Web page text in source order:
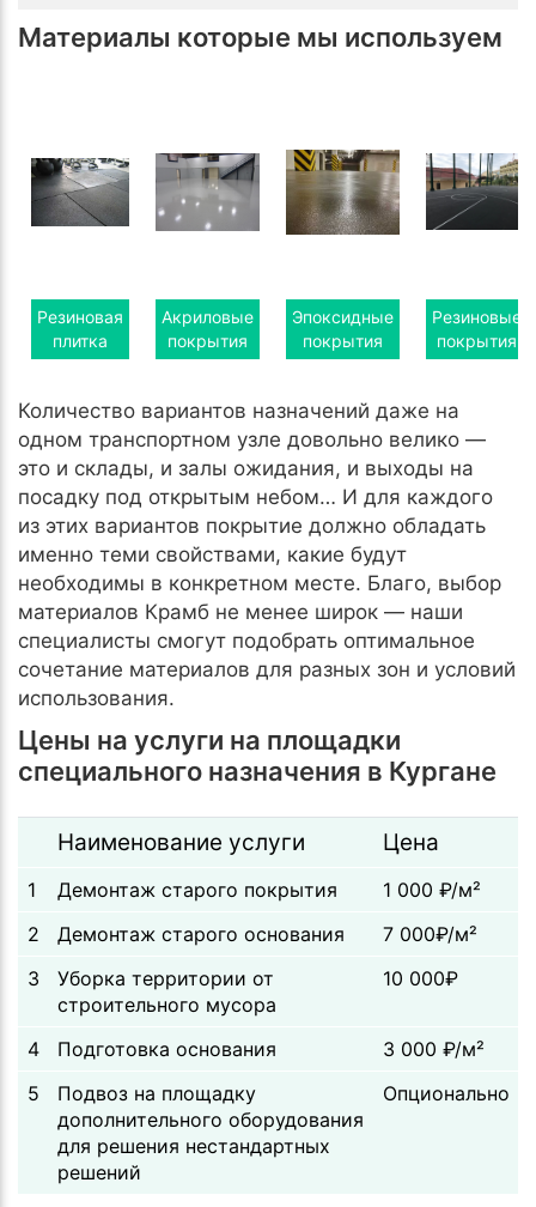
Материалы которые мы используем
Резиновая
плитка
Акриловые
покрытия
Эпоксидные
покрытия
Резиновые
покрытия
Количество вариантов назначений даже на
одном транспортном узле довольно велико —
это и склады, и залы ожидания, и выходы на
посадку под открытым небом… И для каждого
из этих вариантов покрытие должно обладать
именно теми свойствами, какие будут
необходимы в конкретном месте. Благо, выбор
материалов Крамб не менее широк — наши
специалисты смогут подобрать оптимальное
сочетание материалов для разных зон и условий
использования.
Цены на услуги на площадки
специального назначения в Кургане
Наименование услуги Цена
1 Демонтаж старого покрытия
1 000 ₽/м²
2
Демонтаж старого основания
7 000₽/м²
3
Уборка территории от
строительного мусора
10 000₽
4 Подготовка основания
3 000 ₽/м²
5
Подвоз на площадку
дополнительного оборудования
для решения нестандартных
решений
Опционально